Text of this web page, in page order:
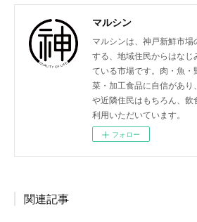
マルシン
マルシンは、神戸新鮮市
する、地域住民からはな
ている市場です。肉・魚
菜・加工食品に自信があり
や近隣住民はもちろん、
利用いただいています。
フォロー
関連記事